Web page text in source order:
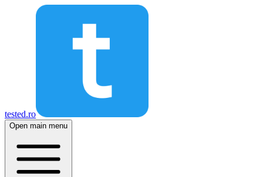
tested.ro
Open main menu